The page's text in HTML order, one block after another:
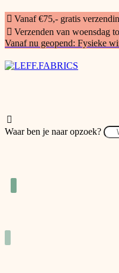
Vanaf €75,- gratis
Verzenden van woensdag
Vanaf nu geopend: Fysieke
Waar ben je naar opzoek?